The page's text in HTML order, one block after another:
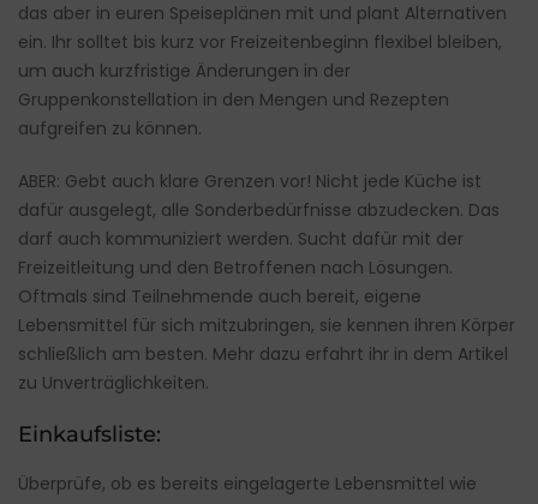
das aber in euren Speiseplänen mit und plant Alternativen
ein. Ihr solltet bis kurz vor Freizeitenbeginn flexibel bleiben,
um auch kurzfristige Änderungen in der
Gruppenkonstellation in den Mengen und Rezepten
aufgreifen zu können.
ABER: Gebt auch klare Grenzen vor! Nicht jede Küche ist
dafür ausgelegt, alle Sonderbedürfnisse abzudecken. Das
darf auch kommuniziert werden. Sucht dafür mit der
Freizeitleitung und den Betroffenen nach Lösungen.
Oftmals sind Teilnehmende auch bereit, eigene
Lebensmittel für sich mitzubringen, sie kennen ihren Körper
schließlich am besten. Mehr dazu erfahrt ihr in dem Artikel
zu Unverträglichkeiten.
Einkaufsliste:
Überprüfe, ob es bereits eingelagerte Lebensmittel wie